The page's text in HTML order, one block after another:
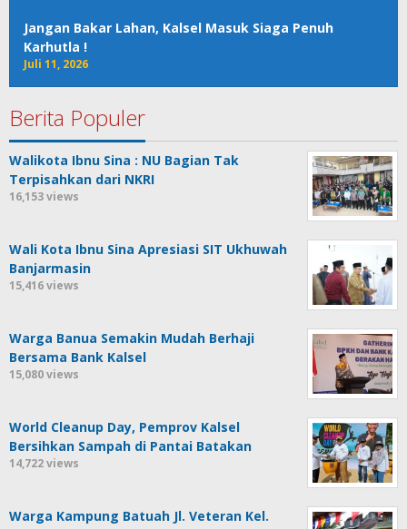
Jangan Bakar Lahan, Kalsel Masuk Siaga Penuh
Karhutla !
Juli 11, 2026
Berita Populer
Walikota Ibnu Sina : NU Bagian Tak
Terpisahkan dari NKRI
16,153 views
Wali Kota Ibnu Sina Apresiasi SIT Ukhuwah
Banjarmasin
15,416 views
Warga Banua Semakin Mudah Berhaji
Bersama Bank Kalsel
15,080 views
World Cleanup Day, Pemprov Kalsel
Bersihkan Sampah di Pantai Batakan
14,722 views
Warga Kampung Batuah Jl. Veteran Kel.